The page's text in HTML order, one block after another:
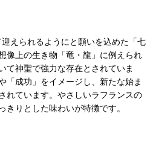
えられるようにと願いを込めた「七
像上の生き物「竜・龍」に例えられ
て神聖で強力な存在とされていま
「成功」をイメージし、新たな始ま
れています。やさしいラフランスの
きりとした味わいが特徴です。